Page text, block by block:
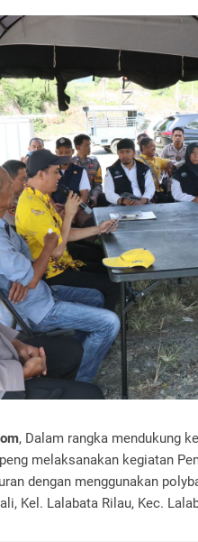
, Dalam rangka mendukung
melaksanakan kegiatan
dengan menggunakan
Kel. Lalabata Rilau, Kec.